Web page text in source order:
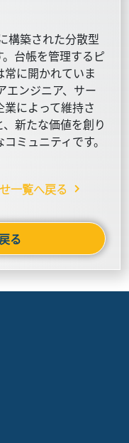
構築された分散型
台帳を管理するピ
に開かれていま
エンジニア、サー
によって維持さ
新たな価値を創り
ミュニティです。
一覧へ戻る
る